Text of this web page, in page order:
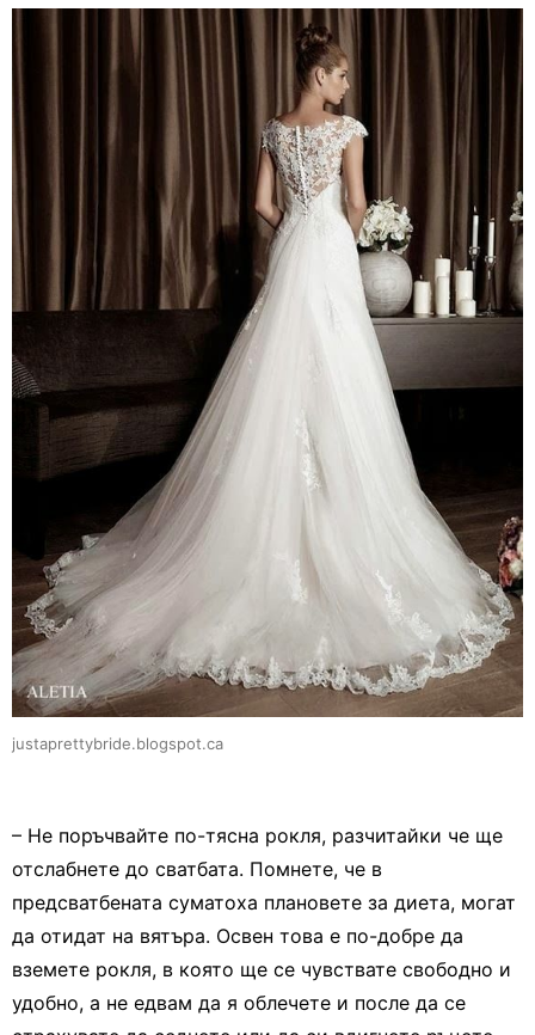
justaprettybride.blogspot.ca
– Не поръчвайте по-тясна рокля, разчитайки че ще
отслабнете до сватбата. Помнете, че в
предсватбената суматоха плановете за диета, могат
да отидат на вятъра. Освен това е по-добре да
вземете рокля, в която ще се чувствате свободно и
удобно, а не едвам да я облечете и после да се